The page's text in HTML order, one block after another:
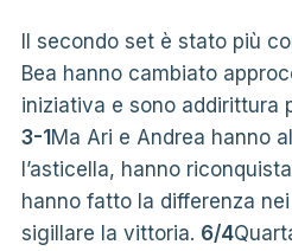
Il secondo set è stato più
Bea hanno cambiato
iniziativa e sono addirittura
3-1Ma Ari e Andrea hanno
l’asticella, hanno
hanno fatto la differenza
sigillare la vittoria. 6/4